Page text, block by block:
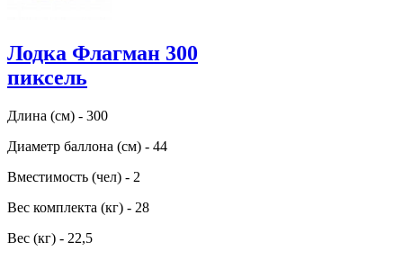
Лодка Флагман 300
пиксель
Длина (см) - 300
Диаметр баллона (см) - 44
Вместимость (чел) - 2
Вес комплекта (кг) - 28
Вес (кг) - 22,5